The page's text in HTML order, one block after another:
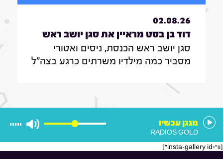
02.08.26
דוד בן בסט מראיין את סגן יושב ראש
הכנסת, ניסים ואטורי|31.7.26
סגן יושב ראש הכנסת, ניסים ואטורי
מסביר כמה מילדיו משרתים כרגע בצה"ל
מעצרים של משתמטים חרדים ואיזה שר
הוא רוצה להיות בממשלה הבאה
מנגן עכשיו
RADIOS GOLD
[insta-gallery id="0"]